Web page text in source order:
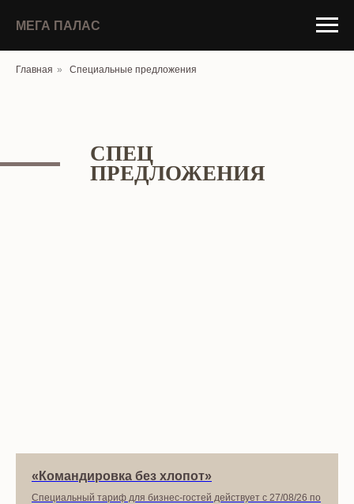
МЕГА ПАЛАС
Главная » Специальные предложения
СПЕЦ
ПРЕДЛОЖЕНИЯ
« Командировка без хлопот»
Специальный тариф для бизнес-гостей действует с 27/08/26 по